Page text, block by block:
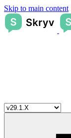
Skip to main content